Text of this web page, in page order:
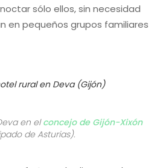
sólo ellos, sin necesidad
en pequeños grupos familiares
en elconcejo de Gijón-Xixón
de Asturias).